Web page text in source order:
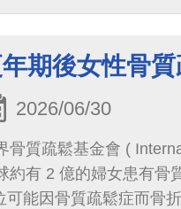
期後女性骨
2026/06/30
骨質疏鬆基金會 (
約有 2 億的婦女患有骨
可能因骨質疏鬆症而骨